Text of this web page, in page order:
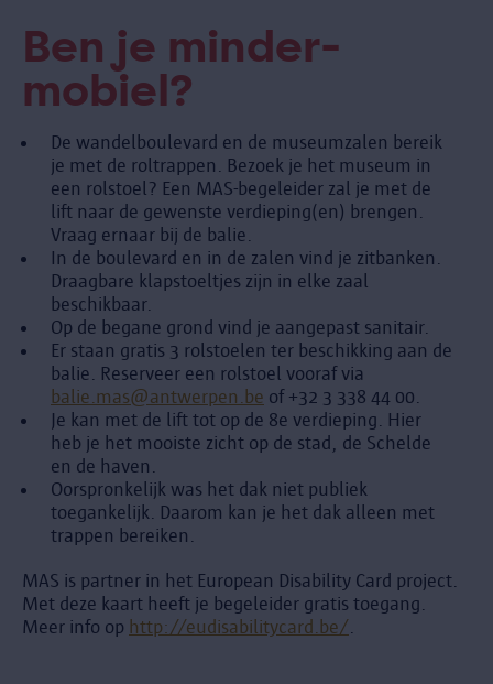
Ben je minder-
mobiel?
De wandelboulevard en de museumzalen bereik
je met de roltrappen. Bezoek je het museum in
een rolstoel? Een MAS-begeleider zal je met de
lift naar de gewenste verdieping(en) brengen.
Vraag ernaar bij de balie.
In de boulevard en in de zalen vind je zitbanken.
Draagbare klapstoeltjes zijn in elke zaal
beschikbaar.
Op de begane grond vind je aangepast sanitair.
Er staan gratis 3 rolstoelen ter beschikking aan de
balie. Reserveer een rolstoel vooraf via
balie.mas@antwerpen.be of +32 3 338 44 00.
Je kan met de lift tot op de 8e verdieping. Hier
heb je het mooiste zicht op de stad, de Schelde
en de haven.
Oorspronkelijk was het dak niet publiek
toegankelijk. Daarom kan je het dak alleen met
trappen bereiken.
MAS is partner in het European Disability Card project.
Met deze kaart heeft je begeleider gratis toegang.
Meer info op http://eudisabilitycard.be/.